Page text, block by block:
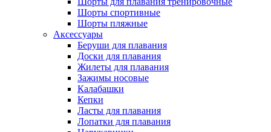
Шорты спортивные
Шорты пляжные
Аксессуары
Беруши для плавания
Доски для плавания
Жилеты для плавания
Зажимы носовые
Калабашки
Кепки
Ласты для плавания
Лопатки для плавания